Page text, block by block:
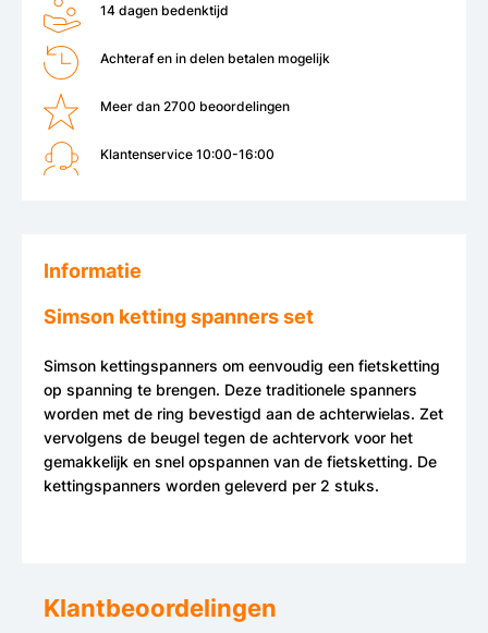
14 dagen bedenktijd
Achteraf en in delen betalen mogelijk
Meer dan 2700 beoordelingen
Klantenservice 10:00-16:00
Informatie
Simson ketting spanners set
Simson kettingspanners om eenvoudig een fietsketting
op spanning te brengen. Deze traditionele spanners
worden met de ring bevestigd aan de achterwielas. Zet
vervolgens de beugel tegen de achtervork voor het
gemakkelijk en snel opspannen van de fietsketting. De
kettingspanners worden geleverd per 2 stuks.
Klantbeoordelingen